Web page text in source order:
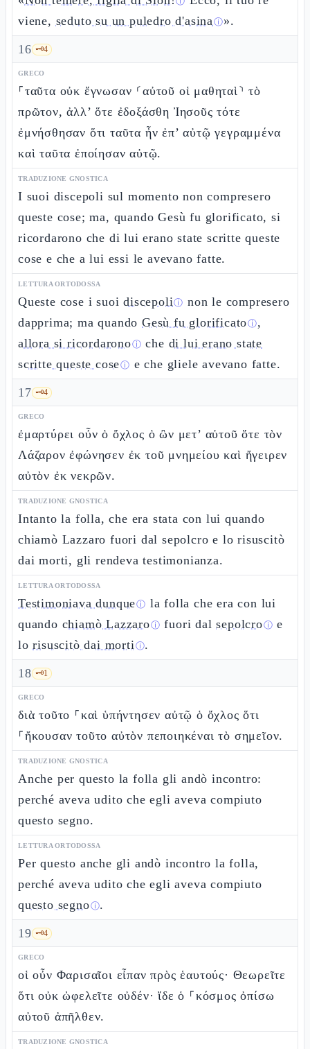
viene, seduto su un puledro d'asinaⓘ».
16 🗝️4
GRECO
⸀ταῦτα οὐκ ἔγνωσαν ⸂αὐτοῦ οἱ μαθηταὶ⸃ τὸ
πρῶτον, ἀλλ’ ὅτε ἐδοξάσθη Ἰησοῦς τότε
ἐμνήσθησαν ὅτι ταῦτα ἦν ἐπ’ αὐτῷ γεγραμμένα
καὶ ταῦτα ἐποίησαν αὐτῷ.
TRADUZIONE GNOSTICA
I suoi discepoli sul momento non compresero
queste cose; ma, quando Gesù fu glorificato, si
ricordarono che di lui erano state scritte queste
cose e che a lui essi le avevano fatte.
LETTURA ORTODOSSA
Queste cose i suoidiscepoliⓘ non le compresero
dapprima; ma quandoGesù fu glorificatoⓘ,
allora si ricordaronoⓘ che di lui erano state
scritte queste coseⓘ e che gliele avevano fatte.
17 🗝️4
GRECO
ἐμαρτύρει οὖν ὁ ὄχλος ὁ ὢν μετ’ αὐτοῦ ὅτε τὸν
Λάζαρον ἐφώνησεν ἐκ τοῦ μνημείου καὶ ἤγειρεν
αὐτὸν ἐκ νεκρῶν.
TRADUZIONE GNOSTICA
Intanto la folla, che era stata con lui quando
chiamò Lazzaro fuori dal sepolcro e lo risuscitò
dai morti, gli rendeva testimonianza.
LETTURA ORTODOSSA
Testimoniava dunqueⓘ la folla che era con lui
quando chiamò Lazzaroⓘ fuori dalsepolcroⓘ e
lorisuscitò dai mortiⓘ.
18 🗝️1
GRECO
διὰ τοῦτο ⸀καὶ ὑπήντησεν αὐτῷ ὁ ὄχλος ὅτι
⸀ἤκουσαν τοῦτο αὐτὸν πεποιηκέναι τὸ σημεῖον.
TRADUZIONE GNOSTICA
Anche per questo la folla gli andò incontro:
perché aveva udito che egli aveva compiuto
questo segno.
LETTURA ORTODOSSA
Per questo anche gli andò incontro la folla,
perché aveva udito che egli aveva compiuto
questo segnoⓘ.
19 🗝️4
GRECO
οἱ οὖν Φαρισαῖοι εἶπαν πρὸς ἑαυτούς· Θεωρεῖτε
ὅτι οὐκ ὠφελεῖτε οὐδέν· ἴδε ὁ ⸀κόσμος ὀπίσω
αὐτοῦ ἀπῆλθεν.
TRADUZIONE GNOSTICA